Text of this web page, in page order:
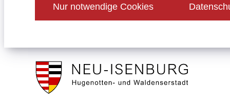
Nur notwendige Cookies
Stadt
Isenburg